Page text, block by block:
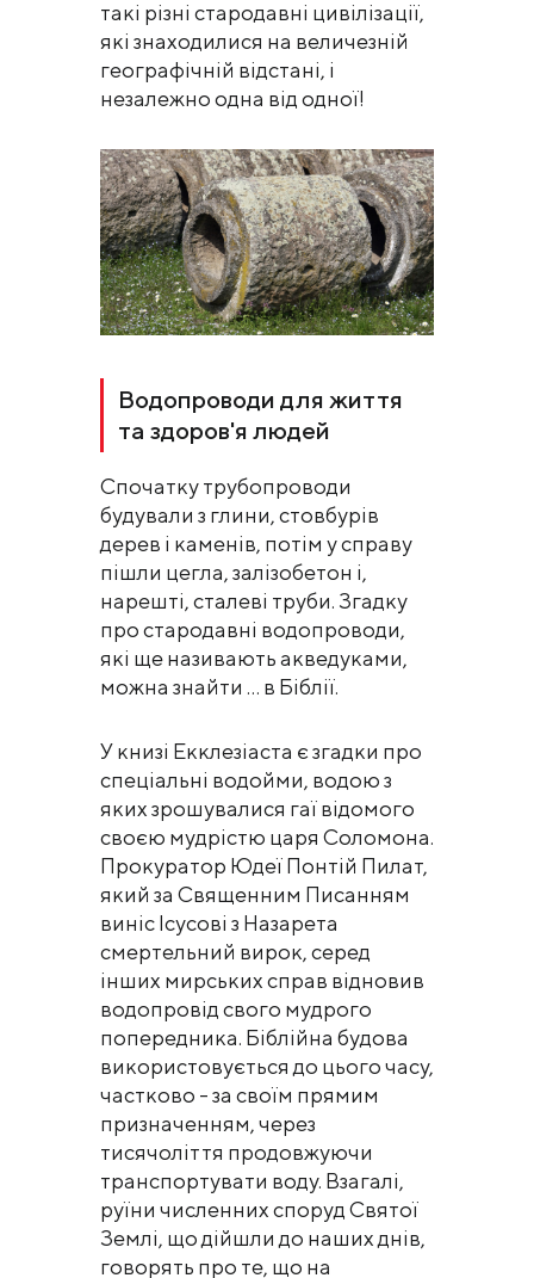
такі різні стародавні цивілізації,
які знаходилися на величезній
географічній відстані, і
незалежно одна від одної!
Водопроводи для життя
та здоров'я людей
Спочатку трубопроводи
будували з глини, стовбурів
дерев і каменів, потім у справу
пішли цегла, залізобетон і,
нарешті, сталеві труби. Згадку
про стародавні водопроводи,
які ще називають акведуками,
можна знайти ... в Біблії.
У книзі Екклезіаста є згадки про
спеціальні водойми, водою з
яких зрошувалися гаї відомого
своєю мудрістю царя Соломона.
Прокуратор Юдеї Понтій Пилат,
який за Священним Писанням
виніс Ісусові з Назарета
смертельний вирок, серед
інших мирських справ відновив
водопровід свого мудрого
попередника. Біблійна будова
використовується до цього часу,
частково - за своїм прямим
призначенням, через
тисячоліття продовжуючи
транспортувати воду. Взагалі,
руїни численних споруд Святої
Землі, що дійшли до наших днів,
говорять про те, що на